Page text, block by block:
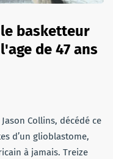
basketteur
de 47 ans
Collins, décédé ce
d’un glioblastome,
à jamais. Treize